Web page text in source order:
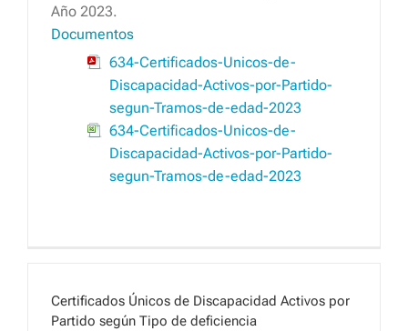
Año 2023.
Documentos
634-Certificados-Unicos-de-
Discapacidad-Activos-por-Partido-
segun-Tramos-de-edad-2023
634-Certificados-Unicos-de-
Discapacidad-Activos-por-Partido-
segun-Tramos-de-edad-2023
Certificados Únicos de Discapacidad Activos por
Partido según Tipo de deficiencia